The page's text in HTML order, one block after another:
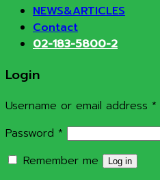
NEWS&ARTICLES
Contact
02-183-5800-2
Login
Username or email address *
Password * Required
Remember me
Log in